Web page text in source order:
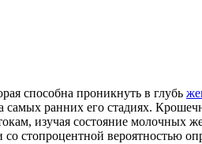
способна проникнуть в глубь
ранних его стадиях.
изучая состояние молочных
стопроцентной вероятностью